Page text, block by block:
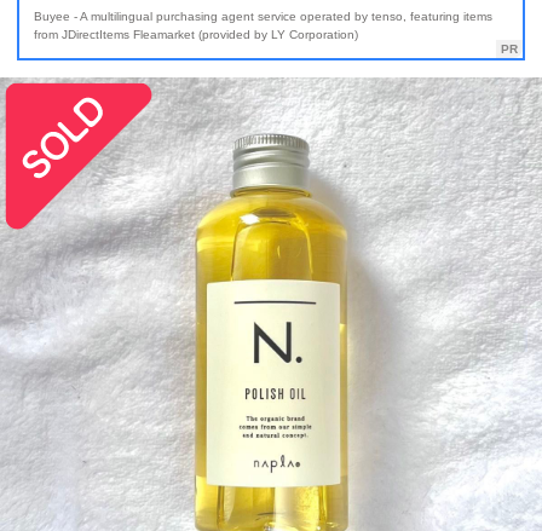
Buyee - A multilingual purchasing agent service operated by tenso, featuring items
from JDirectItems Fleamarket (provided by LY Corporation)